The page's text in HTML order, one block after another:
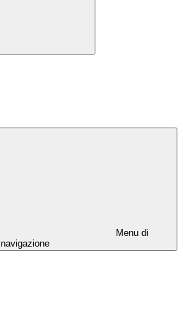
Menu di
navigazione